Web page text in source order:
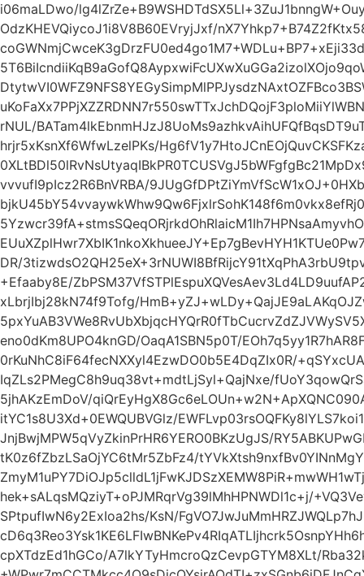
i06maLDwo/
OdzKHEVQiycoJ1i8V8B60EVryjJxf/
rNUL/
hrjr5xKsnXf6WfwLzelPKs/
vvvufI9pIcz2R6BnVRBA/
DR/
+Efaaby8E/
xLbrjIbj28kN74f9Tofg/
eno0dKm8UPO4knGD/OaqA1SBN5p0T/
0rKuNhC8iF64fecNXXyl4EzwDO0b5E4DqZIx0R/
IqZLs2PMegC8h9uq38vt+mdtLjSyl+QajNxe/
5jhAKzEmDoV/
itYC1s8U3Xd+0EWQUBVGlz/
JnjBwjMPW5qVyZkinPrHR6YERO0BKzUgJS/
tK0z6fZbzLSaOjYC6tMr5ZbFz4/
hek+sALqsMQziyT+oPJMRqrVg39lMhHPNWDl1c+j/
SPtpufIwN6y2ExIoa2hs/KsN/
cpXTdzEd1hGCo/A7lkYTyHmcroQzCevpGTYM8XLt/